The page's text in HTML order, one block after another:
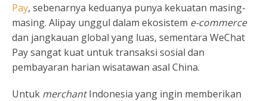
Pay, sebenarnya keduanya punya kekuatan masing-
masing. Alipay unggul dalam ekosistem e-commerce
dan jangkauan global yang luas, sementara WeChat
Pay sangat kuat untuk transaksi sosial dan
pembayaran harian wisatawan asal China.
Untuk merchantIndonesia yang ingin memberikan